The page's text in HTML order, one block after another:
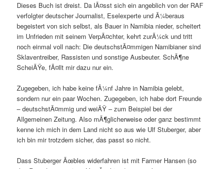
Dieses Buch ist dreist. Da lÃ¤sst sich ein angeblich von der RAF
verfolgter deutscher Journalist, Eselexperte und Ã¼beraus
begeistert von sich selbst, als Bauer in Namibia nieder, scheitert
im Unfrieden mit seinem VerpÃ¤chter, kehrt zurÃ¼ck und tritt
noch einmal voll nach: Die deutschstÃ¤mmigen Namibianer sind
Sklaventreiber, Rassisten und sonstige Ausbeuter. SchÃ¶ne
ScheiÃŸe, fÃ¤llt mir dazu nur ein.
Zugegeben, ich habe keine fÃ¼nf Jahre in Namibia gelebt,
sondern nur ein paar Wochen. Zugegeben, ich habe dort Freunde
– deutschstÃ¤mmig und weiÃŸ – zum Beispiel bei der
Allgemeinen Zeitung. Also mÃ¶glicherweise oder ganz bestimmt
kenne ich mich in dem Land nicht so aus wie Ulf Stuberger, aber
ich bin mir trotzdem sicher, das passt so nicht.
Dass Stuberger Ãœbles widerfahren ist mit Farmer Hansen (so